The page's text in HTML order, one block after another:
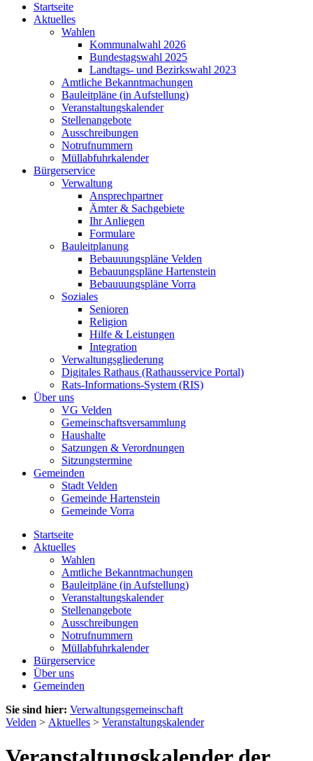
Startseite
Aktuelles
Wahlen
Kommunalwahl 2026
Bundestagswahl 2025
Landtags- und Bezirkswahl 2023
Amtliche Bekanntmachungen
Bauleitpläne (in Aufstellung)
Veranstaltungskalender
Stellenangebote
Ausschreibungen
Notrufnummern
Müllabfuhrkalender
Bürgerservice
Verwaltung
Ansprechpartner
Ämter & Sachgebiete
Ihr Anliegen
Formulare
Bauleitplanung
Bebauuungspläne Velden
Bebauungspläne Hartenstein
Bebauuungspläne Vorra
Soziales
Senioren
Religion
Hilfe & Leistungen
Integration
Verwaltungsgliederung
Digitales Rathaus (Rathausservice Portal)
Rats-Informations-System (RIS)
Über uns
VG Velden
Gemeinschaftsversammlung
Haushalte
Satzungen & Verordnungen
Sitzungstermine
Gemeinden
Stadt Velden
Gemeinde Hartenstein
Gemeinde Vorra
Startseite
Aktuelles
Wahlen
Amtliche Bekanntmachungen
Bauleitpläne (in Aufstellung)
Veranstaltungskalender
Stellenangebote
Ausschreibungen
Notrufnummern
Müllabfuhrkalender
Bürgerservice
Über uns
Gemeinden
Sie sind hier: Verwaltungsgemeinschaft
Velden > Aktuelles > Veranstaltungskalender